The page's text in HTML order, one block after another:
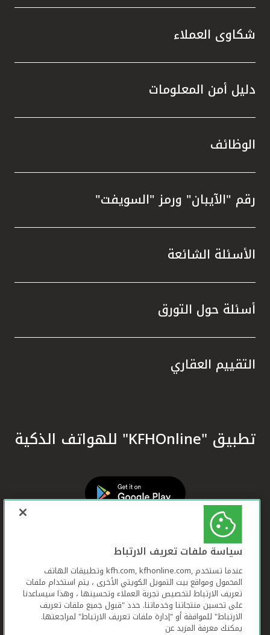
شكاوى العملاء
دليل أمن المعلومات
الوظائف
رقم "الآيبان" ورمز "السويفت"
الأسئلة الشائعة
أسئلة حول التورق
التقييم العقاري
تطبيق "KFHOnline" للهواتف الذكية
سياسة ملفات تعريف الارتباط
عندما تستخدم ,kfh.com, kfhonline.com وتطبيقات الهاتف
المحمول ومواقع بيت التمويل الكويتي الأخرى ، يتم استخدام ملفات
تعريف الارتباط لتخصيص تجربة العملاء وتحسينها ، وهذا سيساعدنا
على تحسين منتجاتنا وخدماتنا. حدد "قبول جميع ملفات تعريف
الارتباط" للموافقة أو "إدارة ملفات تعريف الارتباط" لمراجعتها.
يمكنك معرفة المزيد عن